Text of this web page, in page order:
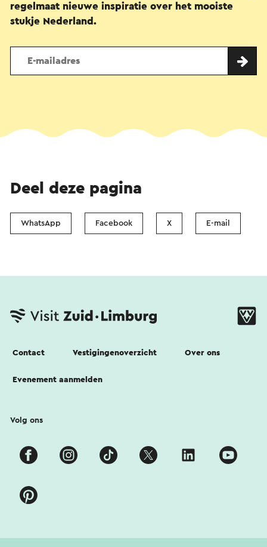
regelmaat nieuwe inspiratie over het mooiste
stukje Nederland.
Deel deze pagina
WhatsApp Facebook X E-mail
Contact Vestigingenoverzicht Over ons
Evenement aanmelden
Volg ons